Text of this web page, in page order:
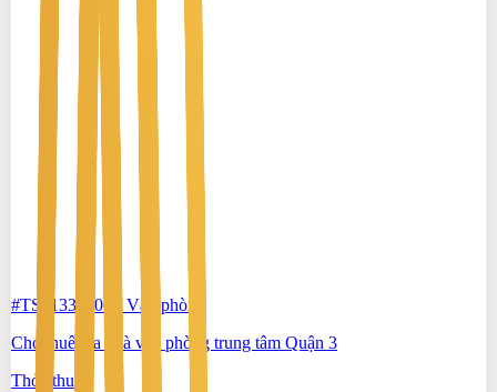
#TS51338806 -Văn phòng
Cho thuê tòa nhà văn phòng trung tâm Quận 3
Thỏa thuận